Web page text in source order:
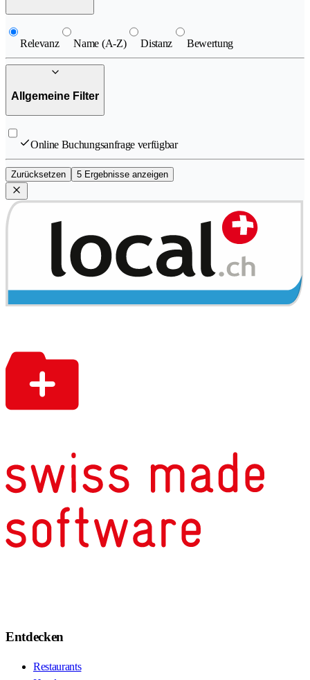
Relevanz Name (A-Z) Distanz Bewertung
Allgemeine Filter
Online Buchungsanfrage verfügbar
Zurücksetzen 5 Ergebnisse anzeigen
Entdecken
Restaurants